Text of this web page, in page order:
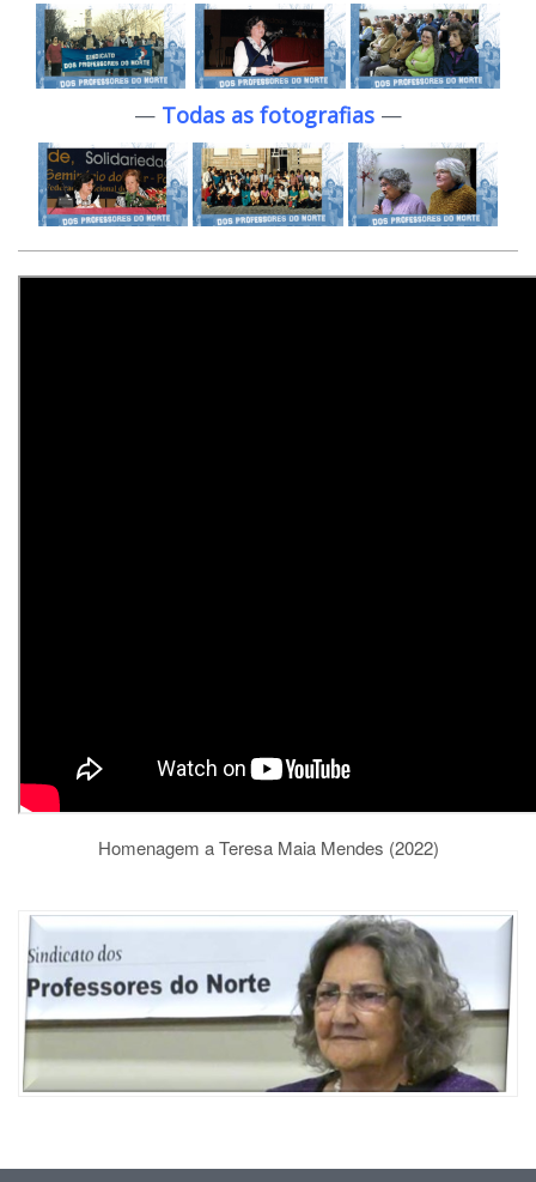
— Todas as fotografias —
Homenagem a Teresa Maia Mendes (2022)